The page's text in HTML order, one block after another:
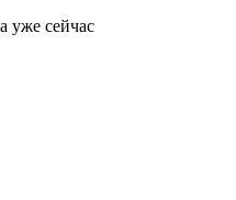
уже сейчас